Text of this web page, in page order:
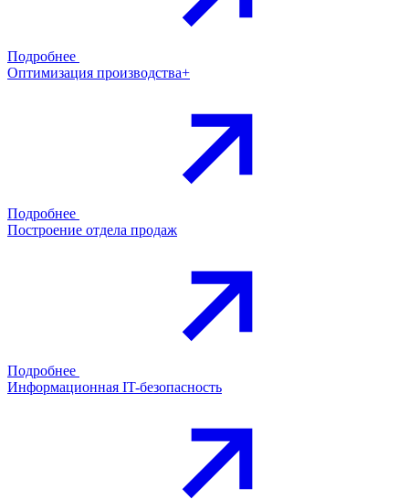
Подробнее
Оптимизация производства+
Подробнее
Построение отдела продаж
Подробнее
Информационная IT-безопасность